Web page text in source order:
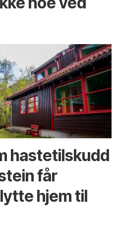
hastetilskudd
får
hjem til